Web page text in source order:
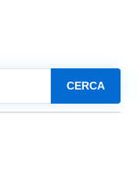
CERCA